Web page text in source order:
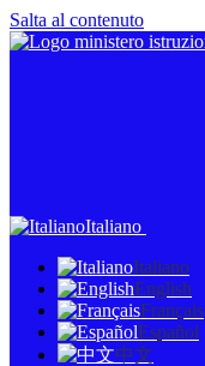
Salta al contenuto
Italiano
Italiano
English
Français
Español
中文